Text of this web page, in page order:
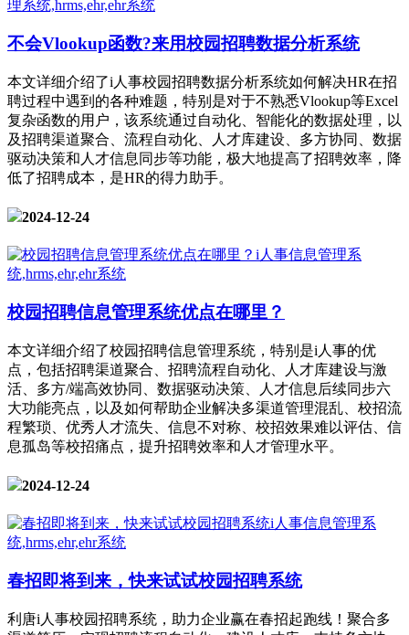
不会Vlookup函数?来用校园招聘数据分析系统
本文详细介绍了i人事校园招聘数据分析系统如何解决HR在招
聘过程中遇到的各种难题，特别是对于不熟悉Vlookup等Excel
复杂函数的用户，该系统通过自动化、智能化的数据处理，以
及招聘渠道聚合、流程自动化、人才库建设、多方协同、数据
驱动决策和人才信息同步等功能，极大地提高了招聘效率，降
低了招聘成本，是HR的得力助手。
2024-12-24
校园招聘信息管理系统优点在哪里？
本文详细介绍了校园招聘信息管理系统，特别是i人事的优
点，包括招聘渠道聚合、招聘流程自动化、人才库建设与激
活、多方/端高效协同、数据驱动决策、人才信息后续同步六
大功能亮点，以及如何帮助企业解决多渠道管理混乱、校招流
程繁琐、优秀人才流失、信息不对称、校招效果难以评估、信
息孤岛等校招痛点，提升招聘效率和人才管理水平。
2024-12-24
春招即将到来，快来试试校园招聘系统
利唐i人事校园招聘系统，助力企业赢在春招起跑线！聚合多